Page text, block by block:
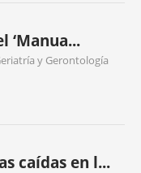
‘Manua...
y Gerontología
caídas en l...